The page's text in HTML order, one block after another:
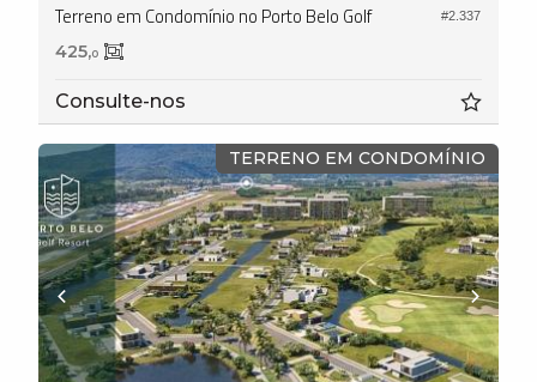
#2.337
Terreno em Condomínio no Porto Belo Golf
425,0
Consulte-nos
TERRENO EM CONDOMÍNIO